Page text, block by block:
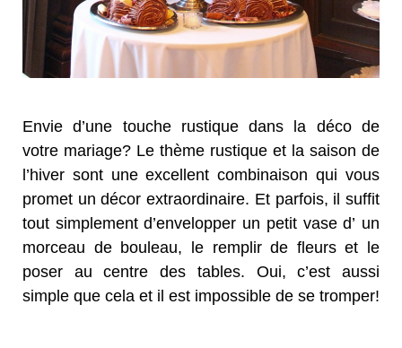
Envie d’une touche rustique dans la déco de
votre mariage? Le thème rustique et la saison de
l’hiver sont une excellent combinaison qui vous
promet un décor extraordinaire. Et parfois, il suffit
tout simplement d’envelopper un petit vase d’ un
morceau de bouleau, le remplir de fleurs et le
poser au centre des tables. Oui, c’est aussi
simple que cela et il est impossible de se tromper!